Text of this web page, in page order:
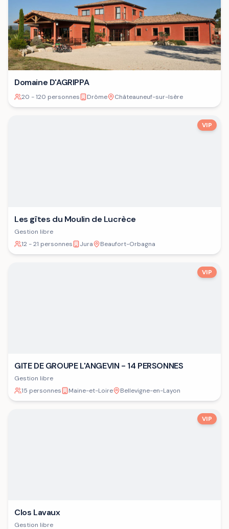
Domaine D'AGRIPPA
20 - 120 personnes Drôme Châteauneuf-sur-Isère
VIP
Les gîtes du Moulin de Lucrèce
Gestion libre
12 - 21 personnes
Jura Beaufort-Orbagna
VIP
GITE DE GROUPE L'ANGEVIN - 14 PERSONNES
Gestion libre
15 personnes
Maine-et-Loire Bellevigne-en-Layon
VIP
Clos Lavaux
Gestion libre